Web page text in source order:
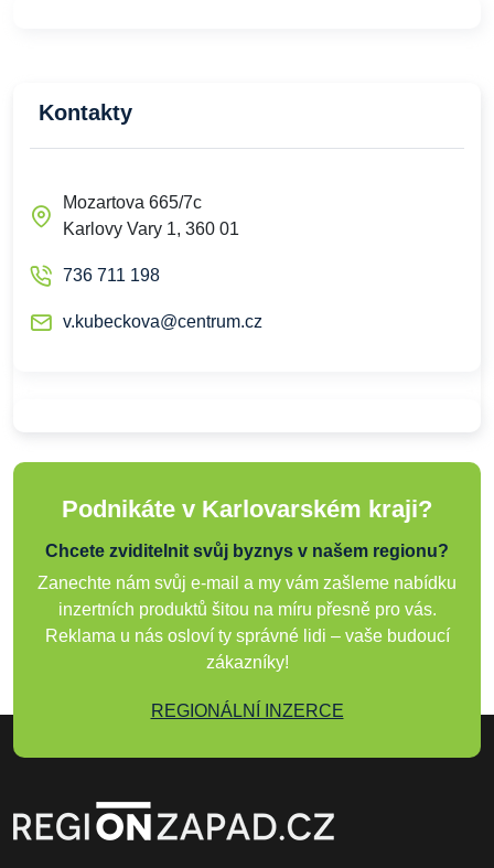
Kontakty
Mozartova 665/7c
Karlovy Vary 1, 360 01
736 711 198
v.kubeckova@centrum.cz
Podnikáte v Karlovarském kraji?
Chcete zviditelnit svůj byznys v našem regionu?
Zanechte nám svůj e-mail a my vám zašleme nabídku
inzertních produktů šitou na míru přesně pro vás.
Reklama u nás osloví ty správné lidi – vaše budoucí
zákazníky!
REGIONÁLNÍ INZERCE